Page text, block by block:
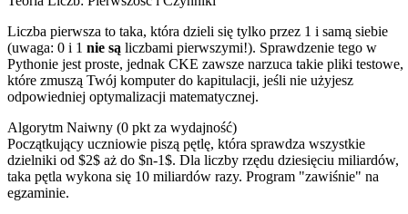
Liczba pierwsza to taka, która dzieli się tylko przez 1 i samą siebie
(uwaga: 0 i 1 nie są liczbami pierwszymi!). Sprawdzenie tego w
Pythonie jest proste, jednak CKE zawsze narzuca takie pliki testowe,
które zmuszą Twój komputer do kapitulacji, jeśli nie użyjesz
odpowiedniej optymalizacji matematycznej.
Algorytm Naiwny (0 pkt za wydajność)
Początkujący uczniowie piszą pętlę, która sprawdza wszystkie
dzielniki od $2$ aż do $n-1$. Dla liczby rzędu dziesięciu miliardów,
taka pętla wykona się 10 miliardów razy. Program "zawiśnie" na
egzaminie.